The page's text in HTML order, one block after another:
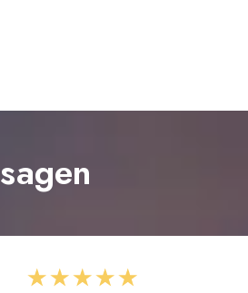
sagen